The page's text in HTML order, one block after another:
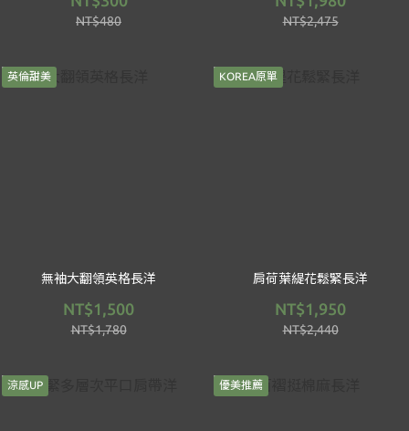
NT$480 NT$2,475
英倫甜美
無袖大翻領英格長洋
NT$1,500
NT$1,780
KOREA原單
肩荷葉緹花鬆緊長洋
NT$1,950
NT$2,440
涼感UP 優美推薦